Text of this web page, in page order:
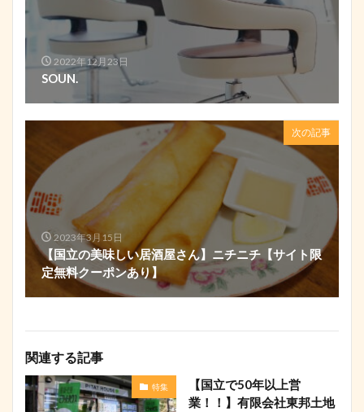
2022年12月23日
SOUN.
次の記事
2023年3月15日
【国立の美味しい居酒屋さん】ニチニチ【サイト限
定無料クーポンあり】
関連する記事
特集
【国立で50年以上営
業！！】有限会社東邦土地